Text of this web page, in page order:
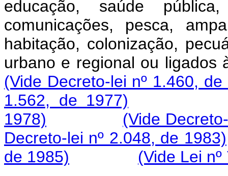
educação, saúde
comunicações, pesca,
habitação, colonização,
urbano e regional ou
(Vide Decreto-lei nº 1.460, de
1.562, de 1977)
1978)
(Vide
Decreto-lei nº 2.048, de 1983)
de 1985)
(Vide Lei